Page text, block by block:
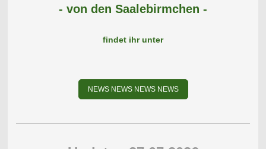
- von den Saalebirmchen -
findet ihr unter
NEWS NEWS NEWS NEWS